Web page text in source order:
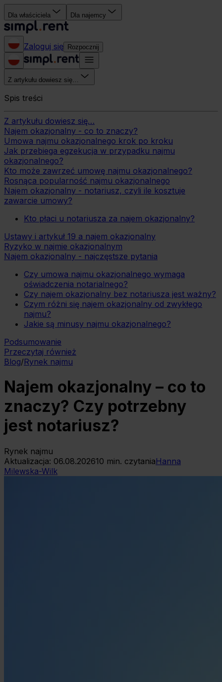
Dla właściciela Dla najemcy
Zaloguj się Rozpocznij
Z artykułu dowiesz się…
Spis treści
Z artykułu dowiesz się…
Najem okazjonalny - co to znaczy?
Umowa najmu okazjonalnego krok po kroku
Jak przebiega egzekucja w przypadku najmu
okazjonalnego?
Kto może zawrzeć umowę najmu okazjonalnego?
Rosnąca popularność najmu okazjonalnego
Najem okazjonalny - notariusz, czyli ile kosztuje
zawarcie umowy?
Kto płaci u notariusza za najem okazjonalny?
Ustawy i artykuł 19 a najem okazjonalny
Ryzyko w najmie okazjonalnym
Najem okazjonalny - najczęstsze pytania
Czy umowa najmu okazjonalnego wymaga
oświadczenia notarialnego?
Czy najem okazjonalny bez notariusza jest ważny?
Czym różni się najem okazjonalny od zwykłego
najmu?
Jakie są minusy najmu okazjonalnego?
Podsumowanie
Przeczytaj również
Blog/Rynek najmu
Najem okazjonalny – co to
znaczy? Czy potrzebny
jest notariusz?
Rynek najmu
Aktualizacja: 06.08.202610 min. czytaniaHanna
Milewska-Wilk